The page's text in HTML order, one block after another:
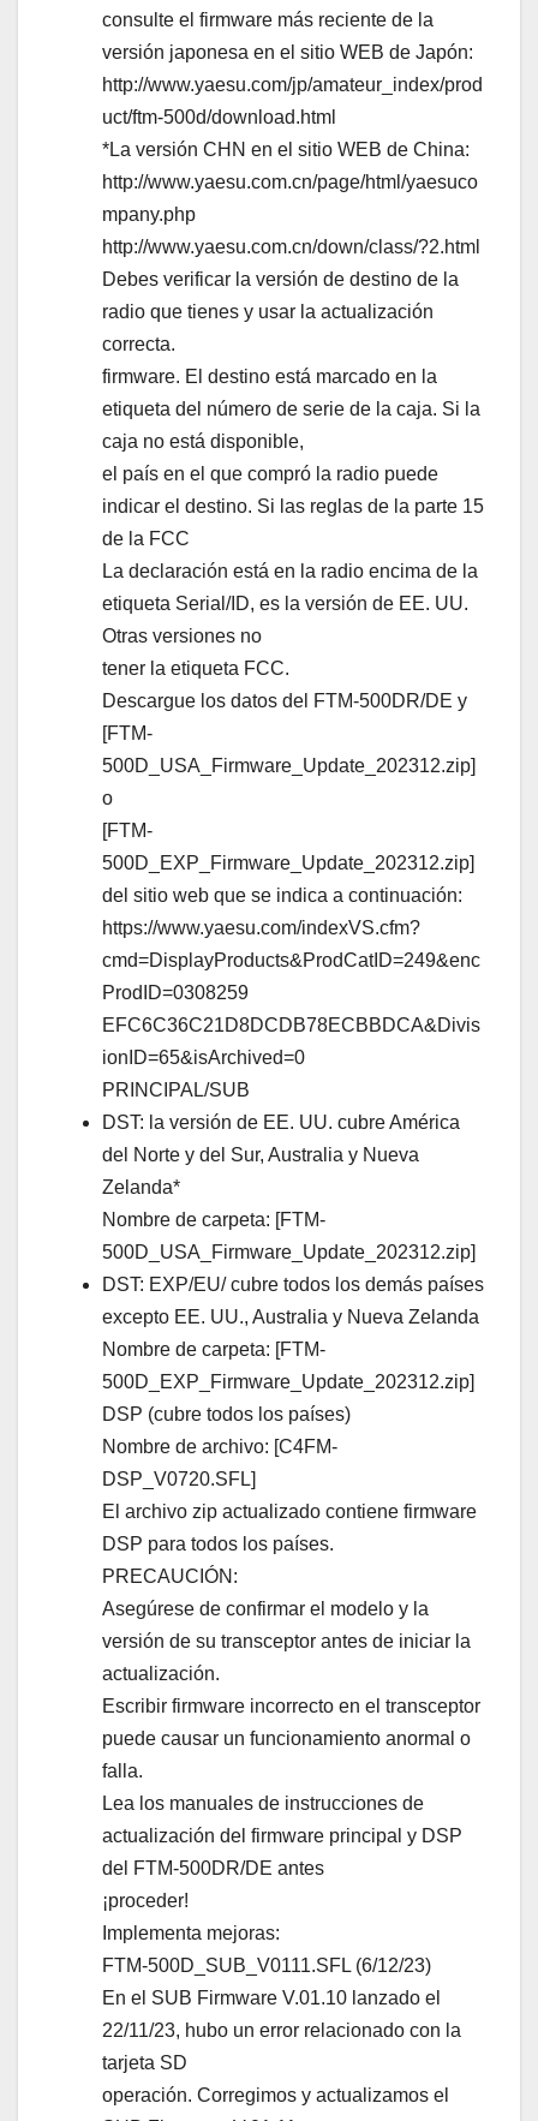
consulte el firmware más reciente de la
versión japonesa en el sitio WEB de Japón:
http://www.yaesu.com/jp/amateur_index/prod
uct/ftm-500d/download.html
*La versión CHN en el sitio WEB de China:
http://www.yaesu.com.cn/page/html/yaesuco
mpany.php
http://www.yaesu.com.cn/down/class/?2.html
Debes verificar la versión de destino de la
radio que tienes y usar la actualización
correcta.
firmware. El destino está marcado en la
etiqueta del número de serie de la caja. Si la
caja no está disponible,
el país en el que compró la radio puede
indicar el destino. Si las reglas de la parte 15
de la FCC
La declaración está en la radio encima de la
etiqueta Serial/ID, es la versión de EE. UU.
Otras versiones no
tener la etiqueta FCC.
Descargue los datos del FTM-500DR/DE y
[FTM-
500D_USA_Firmware_Update_202312.zip]
o
[FTM-
500D_EXP_Firmware_Update_202312.zip]
del sitio web que se indica a continuación:
https://www.yaesu.com/indexVS.cfm?
cmd=DisplayProducts&ProdCatID=249&enc
ProdID=0308259
EFC6C36C21D8DCDB78ECBBDCA&Divis
ionID=65&isArchived=0
PRINCIPAL/SUB
DST: la versión de EE. UU. cubre América
del Norte y del Sur, Australia y Nueva
Zelanda*
Nombre de carpeta: [FTM-
500D_USA_Firmware_Update_202312.zip]
DST: EXP/EU/ cubre todos los demás países
excepto EE. UU., Australia y Nueva Zelanda
Nombre de carpeta: [FTM-
500D_EXP_Firmware_Update_202312.zip]
DSP (cubre todos los países)
Nombre de archivo: [C4FM-
DSP_V0720.SFL]
El archivo zip actualizado contiene firmware
DSP para todos los países.
PRECAUCIÓN:
Asegúrese de confirmar el modelo y la
versión de su transceptor antes de iniciar la
actualización.
Escribir firmware incorrecto en el transceptor
puede causar un funcionamiento anormal o
falla.
Lea los manuales de instrucciones de
actualización del firmware principal y DSP
del FTM-500DR/DE antes
¡proceder!
Implementa mejoras:
FTM-500D_SUB_V0111.SFL (6/12/23)
En el SUB Firmware V.01.10 lanzado el
22/11/23, hubo un error relacionado con la
tarjeta SD
operación. Corregimos y actualizamos el